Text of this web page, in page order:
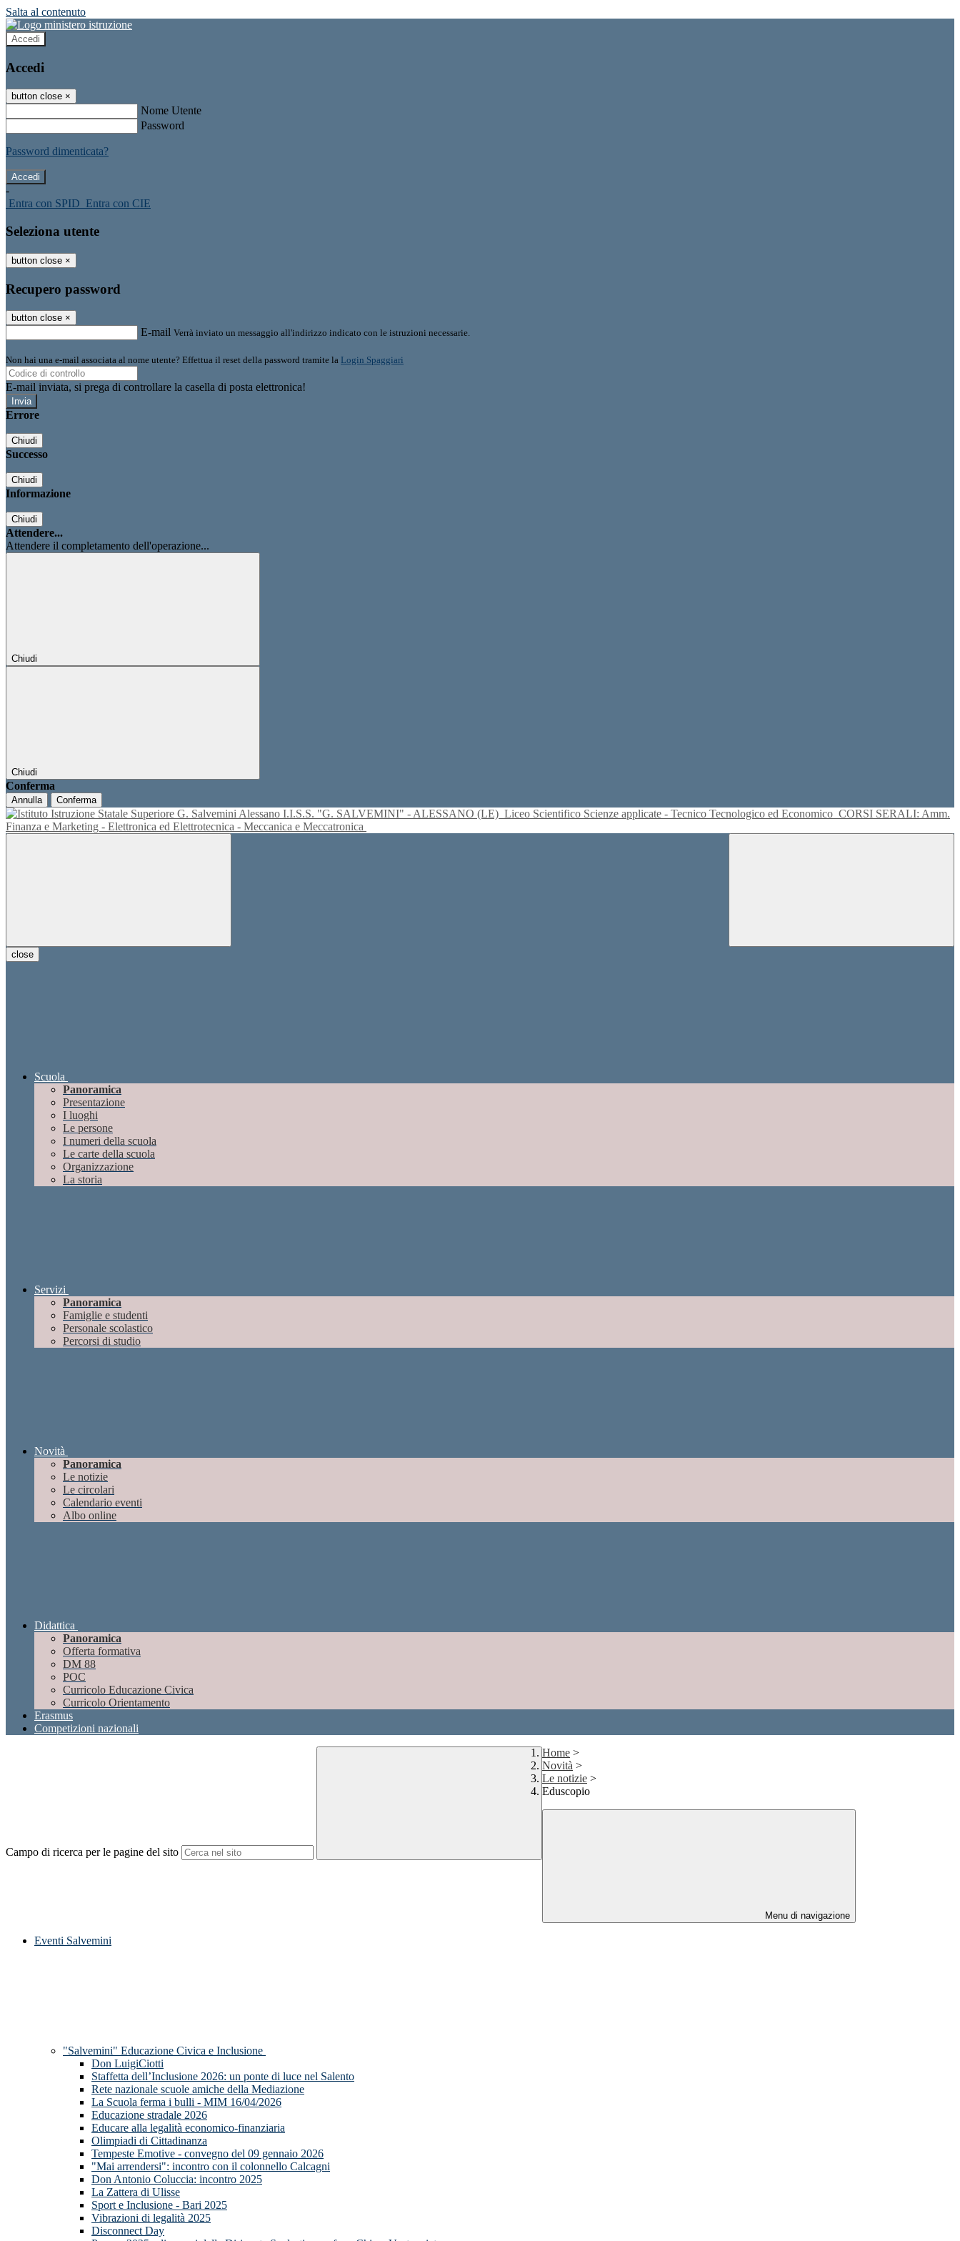
Salta al contenuto
Accedi
Accedi
button close ×
Nome Utente
Password
Password dimenticata?
-
Entra con SPID Entra con CIE
Seleziona utente
button close ×
Recupero password
button close ×
E-mail Verrà inviato un messaggio all'indirizzo indicato con le istruzioni necessarie.
Non hai una e-mail associata al nome utente? Effettua il reset della password tramite la Login Spaggiari
E-mail inviata, si prega di controllare la casella di posta elettronica!
Errore
Chiudi
Successo
Chiudi
Informazione
Chiudi
Attendere...
Attendere il completamento dell'operazione...
Chiudi
Chiudi
Conferma
Annulla Conferma
I.I.S.S. "G. SALVEMINI" - ALESSANO (LE) Liceo Scientifico Scienze applicate - Tecnico Tecnologico ed Economico CORSI SERALI: Amm.
Finanza e Marketing - Elettronica ed Elettrotecnica - Meccanica e Meccatronica
close
Scuola
Panoramica
Presentazione
I luoghi
Le persone
I numeri della scuola
Le carte della scuola
Organizzazione
La storia
Servizi
Panoramica
Famiglie e studenti
Personale scolastico
Percorsi di studio
Novità
Panoramica
Le notizie
Le circolari
Calendario eventi
Albo online
Didattica
Panoramica
Offerta formativa
DM 88
POC
Curricolo Educazione Civica
Curricolo Orientamento
Erasmus
Competizioni nazionali
Campo di ricerca per le pagine del sito
Home >
Novità >
Le notizie >
Eduscopio
Menu di navigazione
Eventi Salvemini
"Salvemini" Educazione Civica e Inclusione
Don LuigiCiotti
Staffetta dell’Inclusione 2026: un ponte di luce nel Salento
Rete nazionale scuole amiche della Mediazione
La Scuola ferma i bulli - MIM 16/04/2026
Educazione stradale 2026
Educare alla legalità economico-finanziaria
Olimpiadi di Cittadinanza
Tempeste Emotive - convegno del 09 gennaio 2026
"Mai arrendersi": incontro con il colonnello Calcagni
Don Antonio Coluccia: incontro 2025
La Zattera di Ulisse
Sport e Inclusione - Bari 2025
Vibrazioni di legalità 2025
Disconnect Day